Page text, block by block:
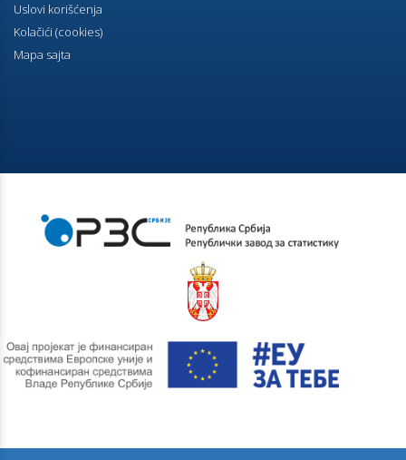
Uslovi korišćenja
Kolačići (cookies)
Mapa sajta